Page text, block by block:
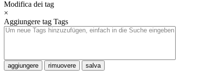
Modifica dei tag
×
Aggiungere tag Tags
aggiungere rimuovere salva